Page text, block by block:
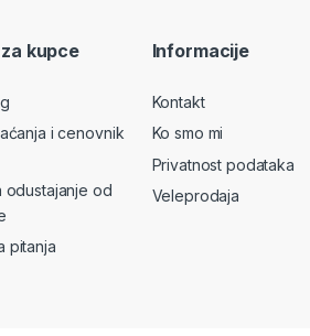
kupce
i cenovnik
odustajanje od
pitanja
Informacije
Kontakt
Ko smo mi
Privatnost podataka
Veleprodaja